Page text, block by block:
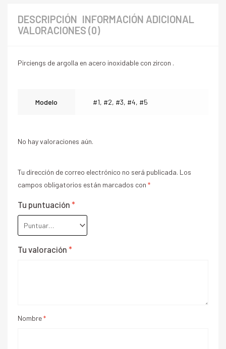
DESCRIPCIÓN INFORMACIÓN ADICIONAL
VALORACIONES (0)
Pirciengs de argolla en acero inoxidable con zircon .
Modelo #1, #2, #3, #4, #5
No hay valoraciones aún.
Tu dirección de correo electrónico no será publicada. Los
campos obligatorios están marcados con *
Tu puntuación *
Tu valoración *
Nombre*